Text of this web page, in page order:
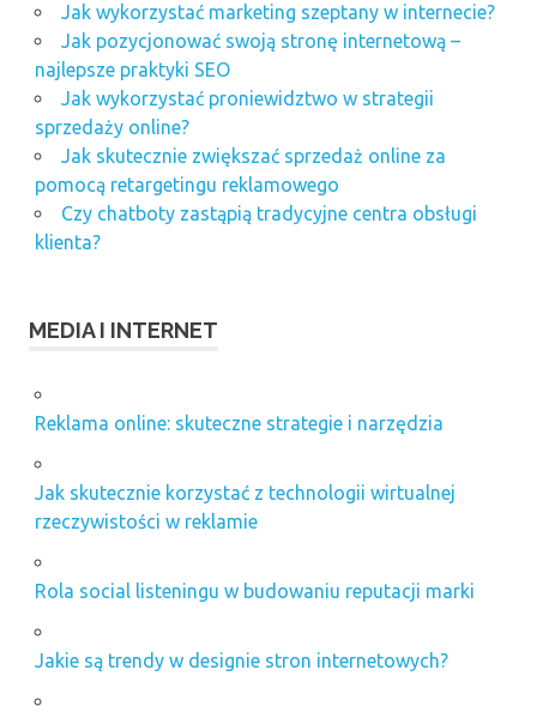
Jak wykorzystać marketing szeptany w internecie?
Jak pozycjonować swoją stronę internetową –
najlepsze praktyki SEO
Jak wykorzystać proniewidztwo w strategii
sprzedaży online?
Jak skutecznie zwiększać sprzedaż online za
pomocą retargetingu reklamowego
Czy chatboty zastąpią tradycyjne centra obsługi
klienta?
MEDIA I INTERNET
Reklama online: skuteczne strategie i narzędzia
Jak skutecznie korzystać z technologii wirtualnej
rzeczywistości w reklamie
Rola social listeningu w budowaniu reputacji marki
Jakie są trendy w designie stron internetowych?